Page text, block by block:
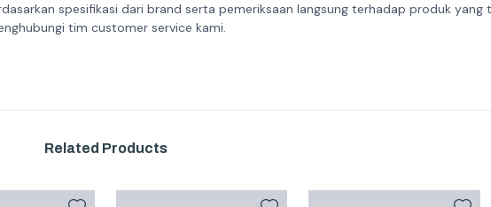
spesifikasi dari brand serta pemeriksaan langsung terhadap produk
tim customer service kami.
Related Products